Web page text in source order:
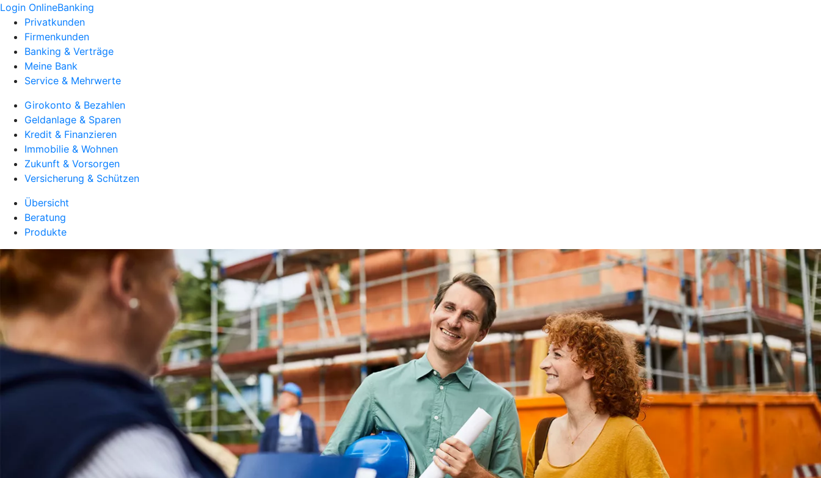
Login OnlineBanking
Privatkunden
Firmenkunden
Banking & Verträge
Meine Bank
Service & Mehrwerte
Girokonto & Bezahlen
Geldanlage & Sparen
Kredit & Finanzieren
Immobilie & Wohnen
Zukunft & Vorsorgen
Versicherung & Schützen
Übersicht
Beratung
Produkte